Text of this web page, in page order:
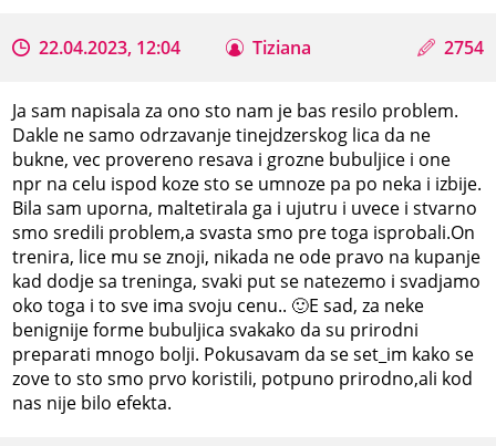
22.04.2023, 12:04 Tiziana 2754
Ja sam napisala za ono sto nam je bas resilo problem.
Dakle ne samo odrzavanje tinejdzerskog lica da ne
bukne, vec provereno resava i grozne bubuljice i one
npr na celu ispod koze sto se umnoze pa po neka i izbije.
Bila sam uporna, maltetirala ga i ujutru i uvece i stvarno
smo sredili problem,a svasta smo pre toga isprobali.On
trenira, lice mu se znoji, nikada ne ode pravo na kupanje
kad dodje sa treninga, svaki put se natezemo i svadjamo
oko toga i to sve ima svoju cenu.. 🙂E sad, za neke
benignije forme bubuljica svakako da su prirodni
preparati mnogo bolji. Pokusavam da se set_im kako se
zove to sto smo prvo koristili, potpuno prirodno,ali kod
nas nije bilo efekta.